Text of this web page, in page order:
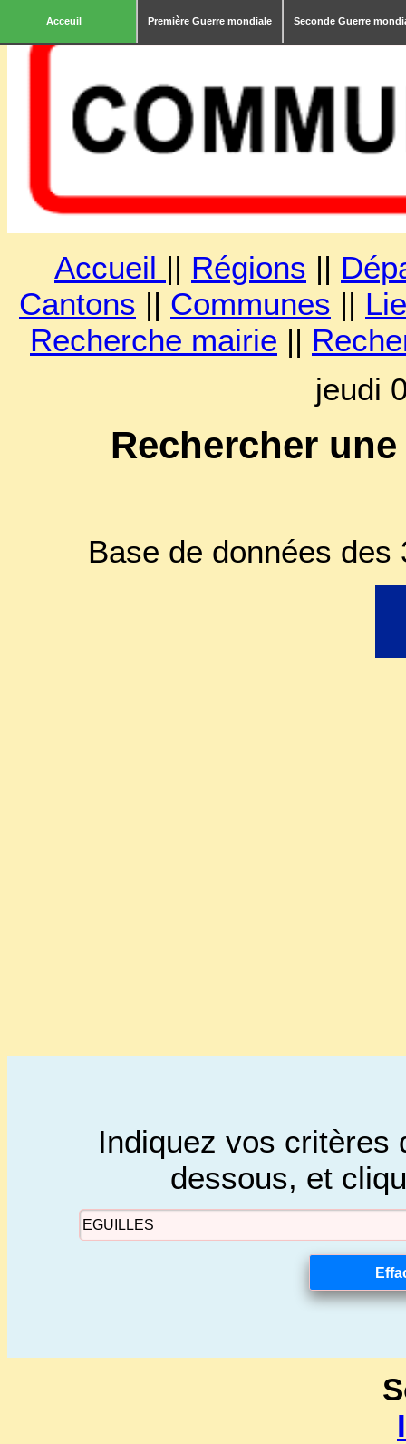
Acceuil Première Guerre mondiale Seconde Guerre
Accueil || Régions ||
Cantons || Communes ||
Recherche mairie ||
jeudi
Rechercher
Base de données
Indiquez vos critères
dessous, et